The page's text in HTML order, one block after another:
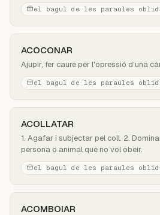
el bagul de les paraules
ACOCONAR
Ajupir, fer caure per l'opressió d'una
el bagul de les paraules
ACOLLATAR
1. Agafar i subjectar pel coll. 2.
persona o animal que no vol obeir.
el bagul de les paraules
ACOMBOIAR